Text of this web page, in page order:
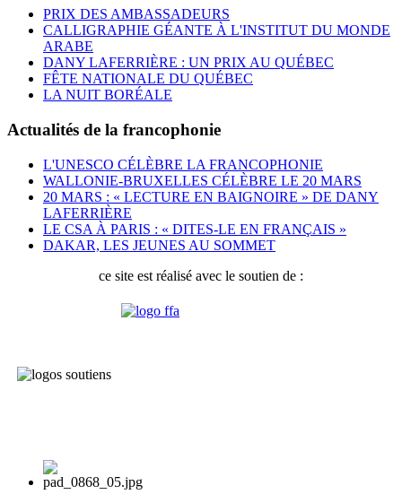
PRIX DES AMBASSADEURS
CALLIGRAPHIE GÉANTE À L'INSTITUT DU MONDE
ARABE
DANY LAFERRIÈRE : UN PRIX AU QUÉBEC
FÊTE NATIONALE DU QUÉBEC
LA NUIT BORÉALE
Actualités de la francophonie
L'UNESCO CÉLÈBRE LA FRANCOPHONIE
WALLONIE-BRUXELLES CÉLÈBRE LE 20 MARS
20 MARS : « LECTURE EN BAIGNOIRE » DE DANY
LAFERRIÈRE
LE CSA À PARIS : « DITES-LE EN FRANÇAIS »
DAKAR, LES JEUNES AU SOMMET
ce site est réalisé avec le soutien de :